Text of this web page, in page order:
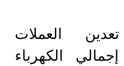
العملات
من إجمالي الكهرباء